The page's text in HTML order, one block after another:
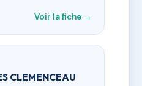
Voir la fiche →
CLEMENCEAU